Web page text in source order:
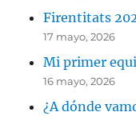
Firentitats
17 mayo, 2026
Mi primer
16 mayo, 2026
¿A dónde